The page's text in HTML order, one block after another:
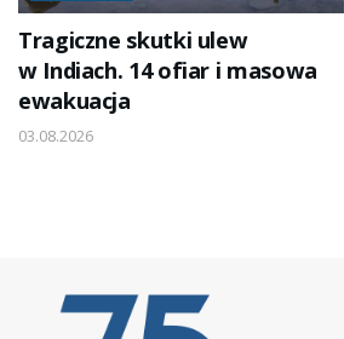
Tragiczne skutki ulew
w Indiach. 14 ofiar i masowa
ewakuacja
03.08.2026